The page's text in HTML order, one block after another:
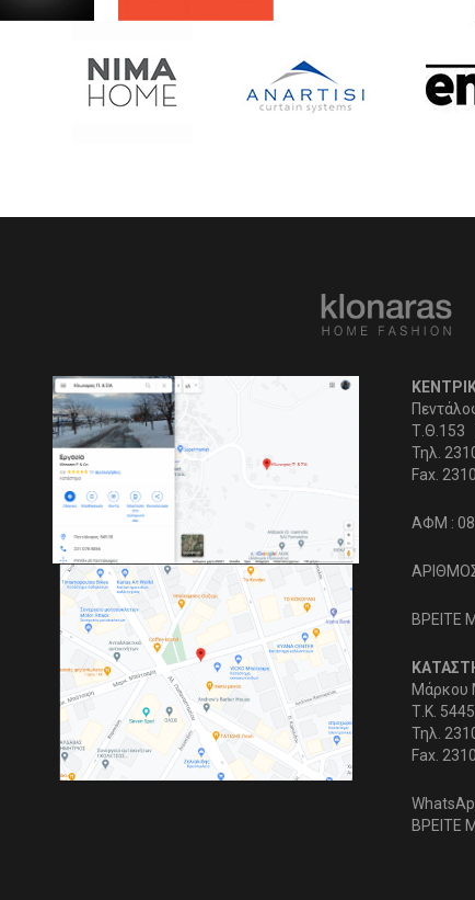
Τ.Θ.153
Τηλ.
Fax.
ΑΦΜ :
ΒΡΕΙΤΕ
Μάρκου
Τ.Κ.
Τηλ.
Fax.
ΒΡΕΙΤΕ